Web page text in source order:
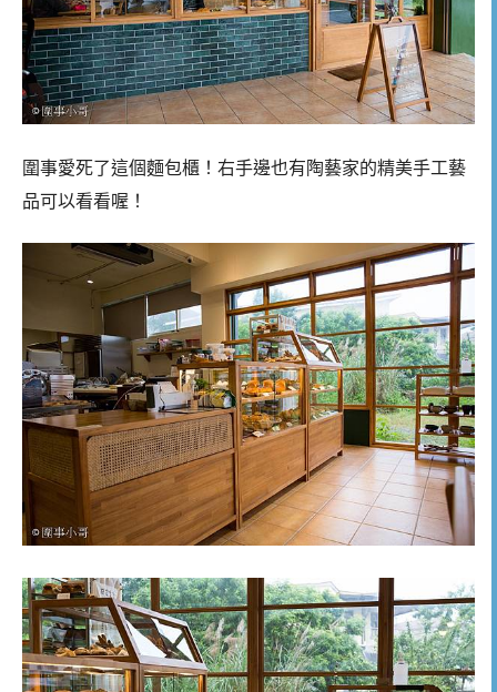
圍事愛死了這個麵包櫃！右手邊也有陶藝家的精美手工藝
品可以看看喔！